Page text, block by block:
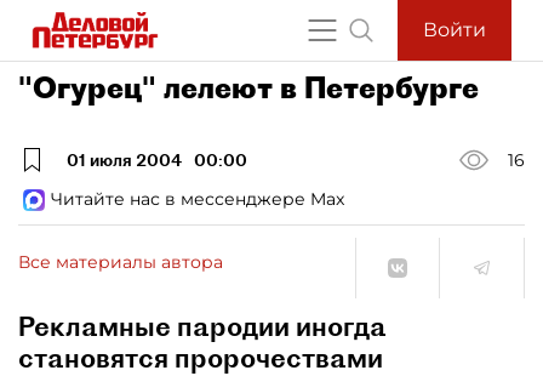
Войти
"Огурец" лелеют в Петербурге
01 июля 2004 00:00
16
Читайте нас в мессенджере Max
Все материалы автора
Рекламные пародии иногда
становятся пророчествами